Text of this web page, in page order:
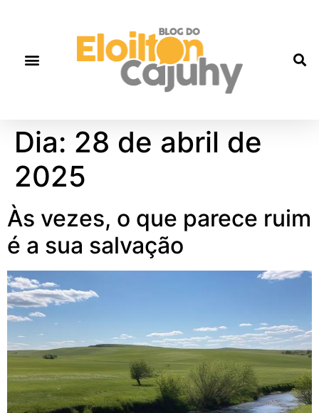
Dia: 28 de abril de
2025
Às vezes, o que parece ruim
é a sua salvação